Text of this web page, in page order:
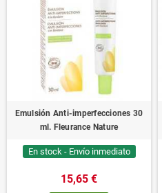
Emulsión Anti-imperfecciones 30
ml. Fleurance Nature
En stock - Envío inmediato
15,65 €